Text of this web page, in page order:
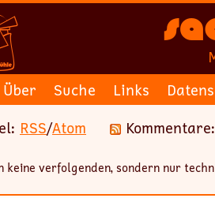
Über Suche Links
RSS/Atom Kommentare:
keine verfolgenden, sondern nur